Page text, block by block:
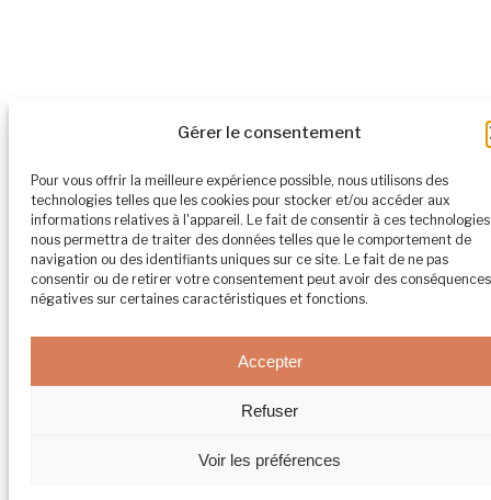
Gérer le consentement
Pour vous offrir la meilleure expérience possible, nous utilisons des
technologies telles que les cookies pour stocker et/ou accéder aux
informations relatives à l'appareil. Le fait de consentir à ces technologies
nous permettra de traiter des données telles que le comportement de
navigation ou des identifiants uniques sur ce site. Le fait de ne pas
consentir ou de retirer votre consentement peut avoir des conséquences
négatives sur certaines caractéristiques et fonctions.
Accepter
Refuser
Voir les préférences